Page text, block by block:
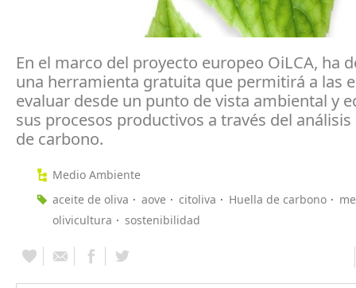
En el marco del proyecto europeo OiLCA, ha
una herramienta gratuita que permitirá a las
evaluar desde un punto de vista ambiental y
sus procesos productivos a través del análisis
de carbono.
Medio Ambiente
aceite de oliva
aove citoliva Huella de carbono
olivicultura
sostenibilidad